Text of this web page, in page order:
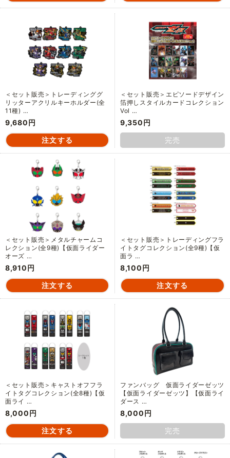
＜セット販売＞トレーディンググ
リッターアクリルキーホルダー(全
11種) …
9,680円
＜セット販売＞エピソードデザイン
箔押しスタイルカードコレクション
Vol …
9,350円
完売
＜セット販売＞メタルチャームコ
レクション(全9種)【仮面ライダー
オーズ …
8,910円
＜セット販売＞トレーディングフラ
イトタグコレクション(全9種)【仮
面ラ …
8,100円
＜セット販売＞キャストオフフラ
イトタグコレクション(全8種)【仮
面ライ …
8,000円
ファンバッグ 仮面ライダーゼッツ
【仮面ライダーゼッツ】【仮面ライ
ダース …
8,000円
完売